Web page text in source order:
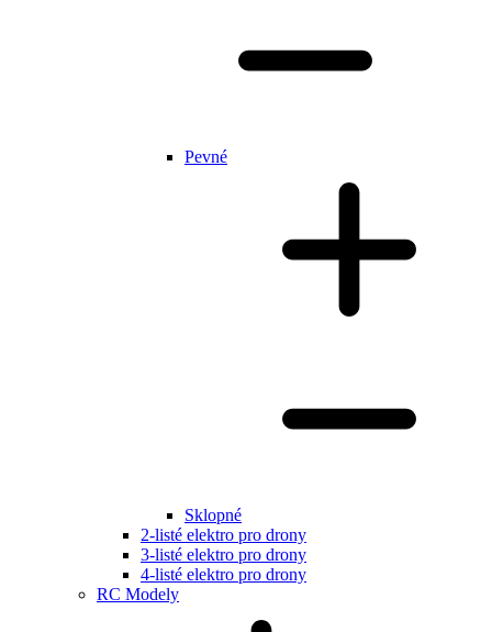
Pevné
Sklopné
2-listé elektro pro drony
3-listé elektro pro drony
4-listé elektro pro drony
RC Modely